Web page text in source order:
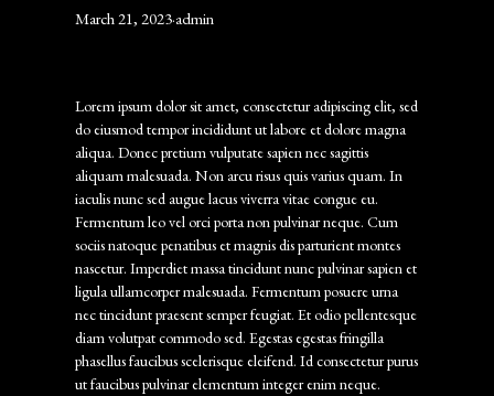
March 21, 2023·admin
Lorem ipsum dolor sit amet, consectetur adipiscing elit, sed
do eiusmod tempor incididunt ut labore et dolore magna
aliqua. Donec pretium vulputate sapien nec sagittis
aliquam malesuada. Non arcu risus quis varius quam. In
iaculis nunc sed augue lacus viverra vitae congue eu.
Fermentum leo vel orci porta non pulvinar neque. Cum
sociis natoque penatibus et magnis dis parturient montes
nascetur. Imperdiet massa tincidunt nunc pulvinar sapien et
ligula ullamcorper malesuada. Fermentum posuere urna
nec tincidunt praesent semper feugiat. Et odio pellentesque
diam volutpat commodo sed. Egestas egestas fringilla
phasellus faucibus scelerisque eleifend. Id consectetur purus
ut faucibus pulvinar elementum integer enim neque.